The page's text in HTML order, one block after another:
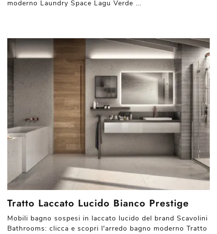
moderno Laundry Space Lagu Verde ...
Tratto Laccato Lucido Bianco Prestige
Mobili bagno sospesi in laccato lucido del brand Scavolini
Bathrooms: clicca e scopri l'arredo bagno moderno Tratto